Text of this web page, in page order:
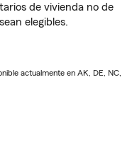
de vivienda no de
elegibles.
actualmente en AK, DE, NC,